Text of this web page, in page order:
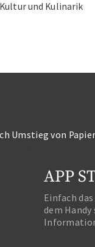
und Kulinarik
Umstieg von
APP
Einfach
dem